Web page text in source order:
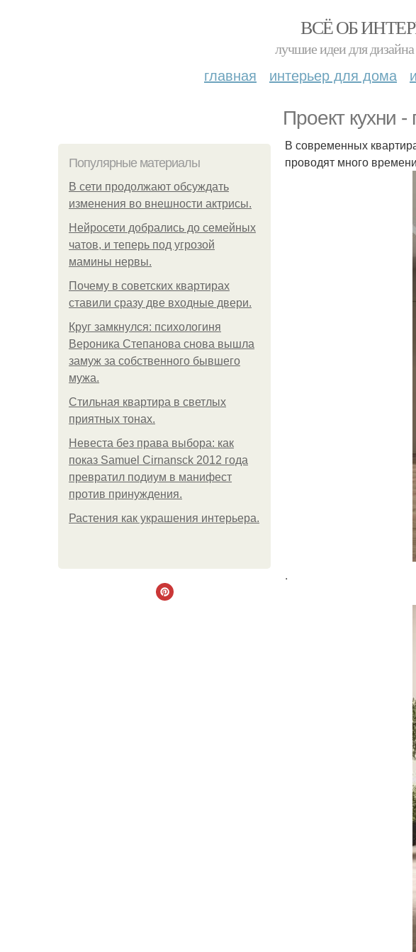
ВСЁ ОБ
лучшие идеи для
главная интерьер для дома
Проект кухни
Популярные материалы
В сети продолжают обсуждать
изменения во внешности актрисы.
Нейросети добрались до семейных
чатов, и теперь под угрозой
мамины нервы.
Почему в советских квартирах
ставили сразу две входные двери.
Круг замкнулся: психологиня
Вероника Степанова снова вышла
замуж за собственного бывшего
мужа.
Стильная квартира в светлых
приятных тонах.
Невеста без права выбора: как
показ Samuel Cirnansck 2012 года
превратил подиум в манифест
против принуждения.
Растения как украшения интерьера.
В современных
проводят много
.